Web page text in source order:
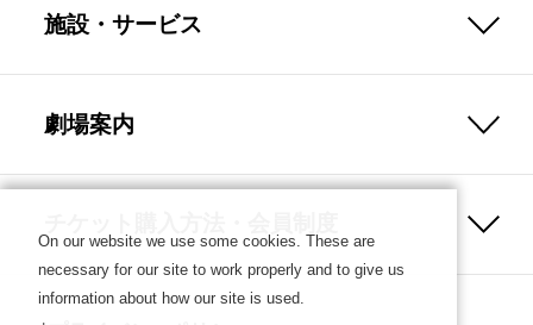
施設・サービス
劇場案内
On our website we use some cookies. These are
necessary for our site to work properly and to give us
information about how our site is used.